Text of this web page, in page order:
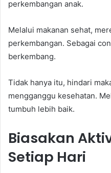
perkembangan anak.
Melalui makanan sehat,
perkembangan. Sebagai
berkembang.
Tidak hanya itu, hindari
mengganggu kesehatan.
tumbuh lebih baik.
Biasakan
Setiap Hari